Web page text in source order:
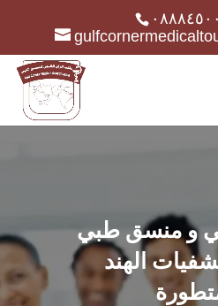
و منسق طبي
الهند